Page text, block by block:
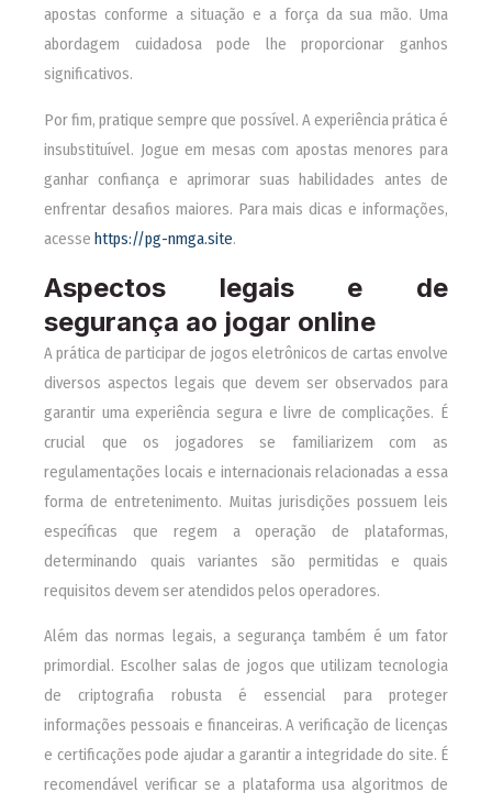
apostas conforme a situação e a força da sua mão. Uma
abordagem cuidadosa pode lhe proporcionar ganhos
significativos.
Por fim, pratique sempre que possível. A experiência prática é
insubstituível. Jogue em mesas com apostas menores para
ganhar confiança e aprimorar suas habilidades antes de
enfrentar desafios maiores. Para mais dicas e informações,
acesse https://pg-nmga.site.
Aspectos legais e de
segurança ao jogar online
A prática de participar de jogos eletrônicos de cartas envolve
diversos aspectos legais que devem ser observados para
garantir uma experiência segura e livre de complicações. É
crucial que os jogadores se familiarizem com as
regulamentações locais e internacionais relacionadas a essa
forma de entretenimento. Muitas jurisdições possuem leis
específicas que regem a operação de plataformas,
determinando quais variantes são permitidas e quais
requisitos devem ser atendidos pelos operadores.
Além das normas legais, a segurança também é um fator
primordial. Escolher salas de jogos que utilizam tecnologia
de criptografia robusta é essencial para proteger
informações pessoais e financeiras. A verificação de licenças
e certificações pode ajudar a garantir a integridade do site. É
recomendável verificar se a plataforma usa algoritmos de